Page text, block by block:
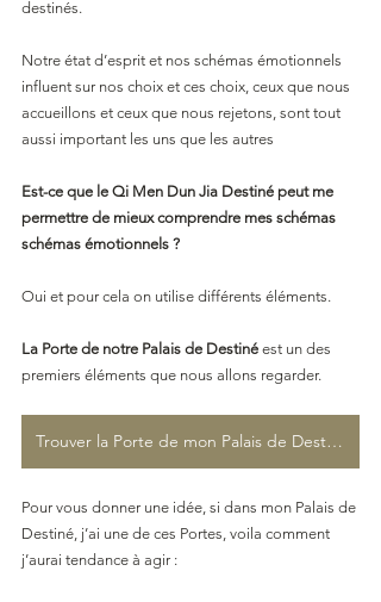
destinés.
Notre état d’esprit et nos schémas émotionnels
influent sur nos choix et ces choix, ceux que nous
accueillons et ceux que nous rejetons, sont tout
aussi important les uns que les autres
Est-ce que le Qi Men Dun Jia Destiné peut me
permettre de mieux comprendre mes schémas
schémas émotionnels ?
Oui et pour cela on utilise différents éléments.
La Porte de notre Palais de Destiné est un des
premiers éléments que nous allons regarder.
Trouver la Porte de mon Palais de Destiné
Pour vous donner une idée, si dans mon Palais de
Destiné, j’ai une de ces Portes, voila comment
j’aurai tendance à agir :